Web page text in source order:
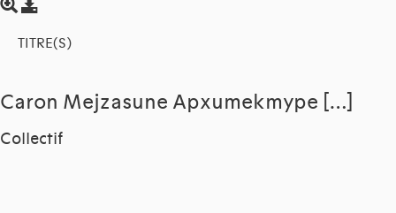
TITRE(S)
Caron Mejzasune Apxumekmype […]
Collectif